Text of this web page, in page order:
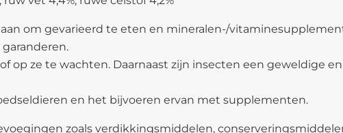
om gevarieerd te eten en mineralen-/
op ze te wachten. Daarnaast zijn insecten een geweldige
en het bijvoeren ervan met supplementen.
zoals verdikkingsmiddelen,